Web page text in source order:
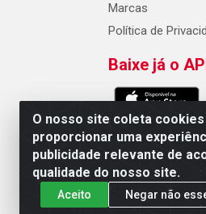
O nosso site coleta
proporcionar uma
publicidade relevante de
qualidade do nosso site.
Aceito Negar não
Marcas
Política de
Baixe já o